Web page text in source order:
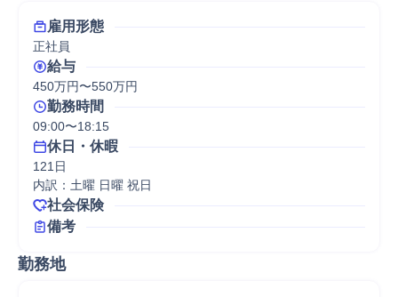
雇用形態
正社員
給与
450万円〜550万円
勤務時間
09:00〜18:15
休日・休暇
121日
内訳：土曜 日曜 祝日
社会保険
備考
勤務地